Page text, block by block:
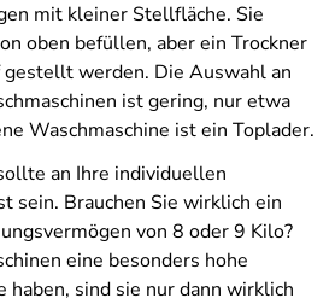
mit kleiner Stellfläche. Sie
oben befüllen, aber ein Trockner
gestellt werden. Die Auswahl an
ist gering, nur etwa
Waschmaschine ist ein Toplader.
an Ihre individuellen
sein. Brauchen Sie wirklich ein
von 8 oder 9 Kilo?
eine besonders hohe
haben, sind sie nur dann wirklich